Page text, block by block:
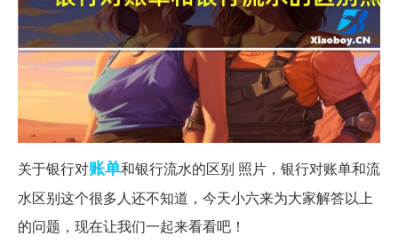
关于银行对账单和银行流水的区别 照片，银行对账单和流
水区别这个很多人还不知道，今天小六来为大家解答以上
的问题，现在让我们一起来看看吧！